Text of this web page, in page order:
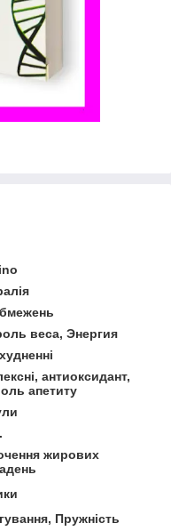
веса, Энергия
антиоксидант,
апетиту
жирових
Пружність